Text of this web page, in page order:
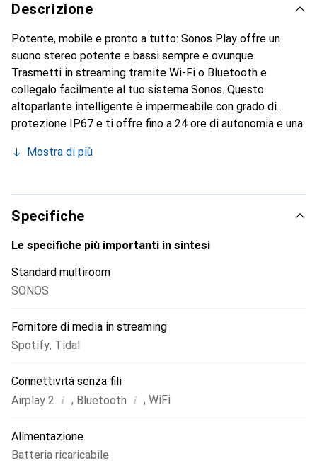
Descrizione
Potente, mobile e pronto a tutto: Sonos Play offre un
suono stereo potente e bassi sempre e ovunque.
Trasmetti in streaming tramite Wi-Fi o Bluetooth e
collegalo facilmente al tuo sistema Sonos. Questo
altoparlante intelligente è impermeabile con grado di
protezione IP67 e ti offre fino a 24 ore di autonomia e una
sempre e ovunque.
Mostra di più
Specifiche
Le specifiche più importanti in sintesi
Standard multiroom
SONOS
Fornitore di media in streaming
Spotify, Tidal
Connettività senza fili
Airplay 2 i , Bluetooth i , WiFi
Alimentazione
Batteria ricaricabile